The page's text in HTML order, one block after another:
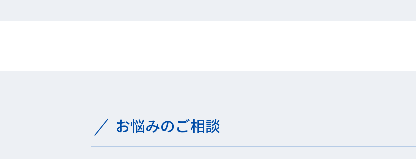
お悩みのご相談